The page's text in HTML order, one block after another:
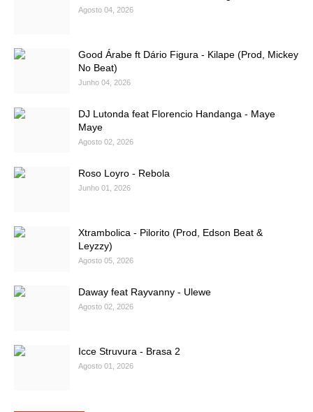
Agosto 04, 2026
Good Árabe ft Dário Figura - Kilape (Prod, Mickey
No Beat)
Junho 04, 2026
DJ Lutonda feat Florencio Handanga - Maye
Maye
Agosto 02, 2026
Roso Loyro - Rebola
Junho 01, 2026
Xtrambolica - Pilorito (Prod, Edson Beat &
Leyzzy)
Agosto 05, 2026
Daway feat Rayvanny - Ulewe
Agosto 02, 2026
Icce Struvura - Brasa 2
Agosto 01, 2026